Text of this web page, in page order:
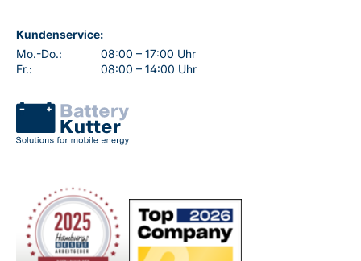
Kundenservice:
Mo.-Do.:
08:00 – 17:00 Uhr
Fr.:
08:00 – 14:00 Uhr